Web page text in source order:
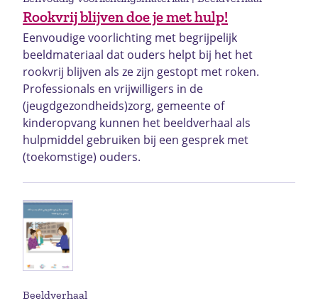
Rookvrij blijven doe je met hulp!
Eenvoudige voorlichting met begrijpelijk
beeldmateriaal dat ouders helpt bij het het
rookvrij blijven als ze zijn gestopt met roken.
Professionals en vrijwilligers in de
(jeugdgezondheids)zorg, gemeente of
kinderopvang kunnen het beeldverhaal als
hulpmiddel gebruiken bij een gesprek met
(toekomstige) ouders.
Beeldverhaal